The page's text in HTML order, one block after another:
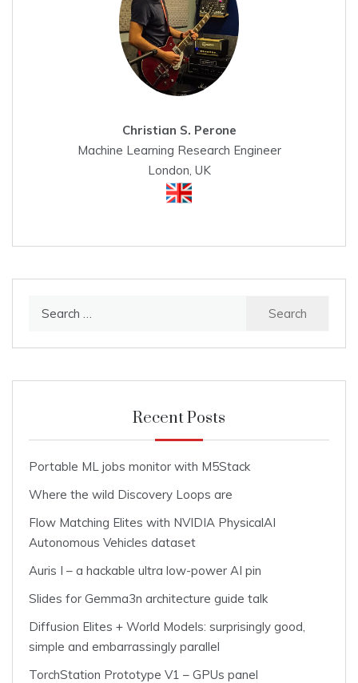
Christian S. Perone
Machine Learning Research Engineer
London, UK
Recent Posts
Portable ML jobs monitor with M5Stack
Where the wild Discovery Loops are
Flow Matching Elites with NVIDIA PhysicalAI
Autonomous Vehicles dataset
Auris I – a hackable ultra low-power AI pin
Slides for Gemma3n architecture guide talk
Diffusion Elites + World Models: surprisingly good,
simple and embarrassingly parallel
TorchStation Prototype V1 – GPUs panel